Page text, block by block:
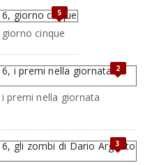
5
cinque
2
premi nella giornata
3